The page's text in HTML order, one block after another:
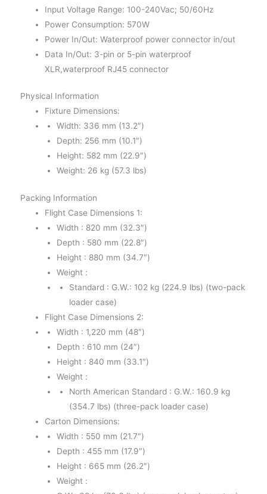
Input Voltage Range: 100-240Vac; 50/60Hz
Power Consumption: 570W
Power In/Out: Waterproof power connector in/out
Data In/Out: 3-pin or 5-pin waterproof
XLR,waterproof RJ45 connector
Physical Information
Fixture Dimensions:
Width: 336 mm (13.2″)
Depth: 256 mm (10.1″)
Height: 582 mm (22.9″)
Weight: 26 kg (57.3 lbs)
Packing Information
Flight Case Dimensions 1:
Width : 820 mm (32.3″)
Depth : 580 mm (22.8″)
Height : 880 mm (34.7″)
Weight :
Standard : G.W.: 102 kg (224.9 lbs) (two-pack
loader case)
Flight Case Dimensions 2:
Width : 1,220 mm (48″)
Depth : 610 mm (24″)
Height : 840 mm (33.1″)
Weight :
North American Standard : G.W.: 160.9 kg
(354.7 lbs) (three-pack loader case)
Carton Dimensions:
Width : 550 mm (21.7″)
Depth : 455 mm (17.9″)
Height : 665 mm (26.2″)
Weight :